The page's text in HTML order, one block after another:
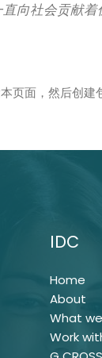
向社会贡
本页面，然后创
IDC
Home
About
What
Work